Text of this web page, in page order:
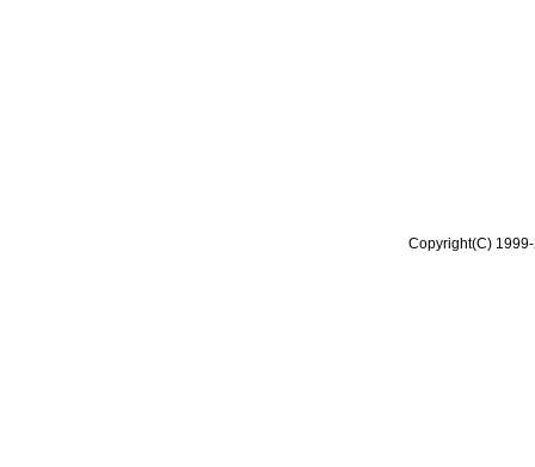
Copyright(C)